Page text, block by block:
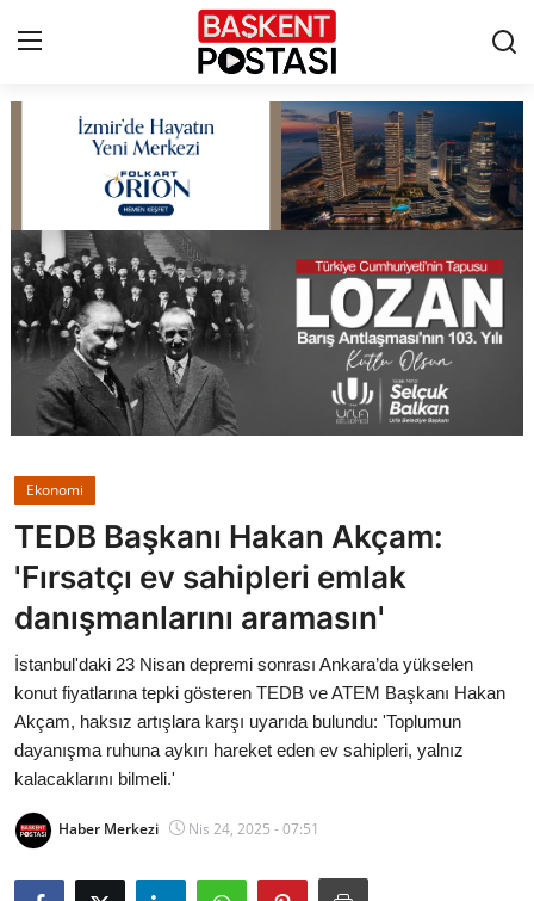
Çerez Politikası
Künye
Ankara
TBMM
Cumhurbaşkanlığı
Bakanlıklar
Siyasi Partiler
Mülki İdare
Toplum ve Yaşam
Kamu Kurumları ve Üst Kurullar
Ekonomi
TEDB Başkanı Hakan Akçam:
'Fırsatçı ev sahipleri emlak
danışmanlarını aramasın'
İstanbul'daki 23 Nisan depremi sonrası Ankara’da yükselen
konut fiyatlarına tepki gösteren TEDB ve ATEM Başkanı Hakan
Akçam, haksız artışlara karşı uyarıda bulundu: 'Toplumun
dayanışma ruhuna aykırı hareket eden ev sahipleri, yalnız
kalacaklarını bilmeli.'
Haber Merkezi Nis 24, 2025 - 07:51